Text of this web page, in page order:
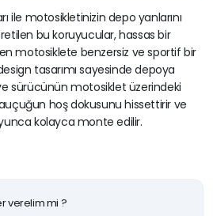
ile motosikletinizin depo yanlarını
bu koruyucular, hassas bir
motosiklete benzersiz ve sportif bir
tasarımı sayesinde depoya
sürücünün motosiklet üzerindeki
hoş dokusunu hissettirir ve
kolayca monte edilir.
verelim mi ?